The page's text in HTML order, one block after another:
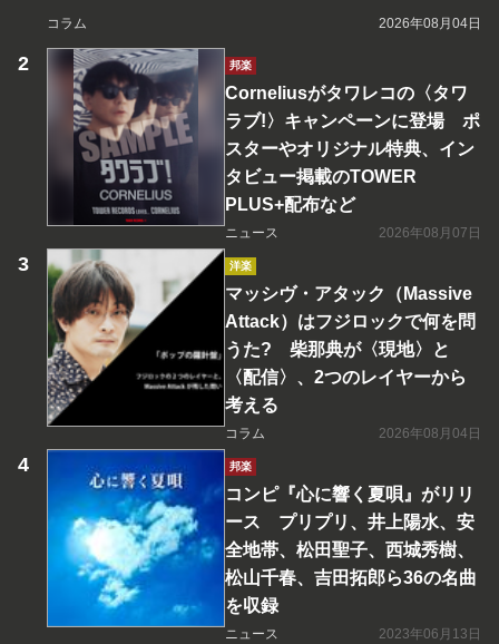
コラム 2026年08月04日
邦楽
Corneliusがタワレコの〈タワ
ラブ!〉キャンペーンに登場 ポ
スターやオリジナル特典、イン
タビュー掲載のTOWER
PLUS+配布など
ニュース 2026年08月07日
洋楽
マッシヴ・アタック（Massive
Attack）はフジロックで何を問
うた? 柴那典が〈現地〉と
〈配信〉、2つのレイヤーから
考える
コラム 2026年08月04日
邦楽
コンピ『心に響く夏唄』がリリ
ース プリプリ、井上陽水、安
全地帯、松田聖子、西城秀樹、
松山千春、吉田拓郎ら36の名曲
を収録
ニュース 2023年06月13日